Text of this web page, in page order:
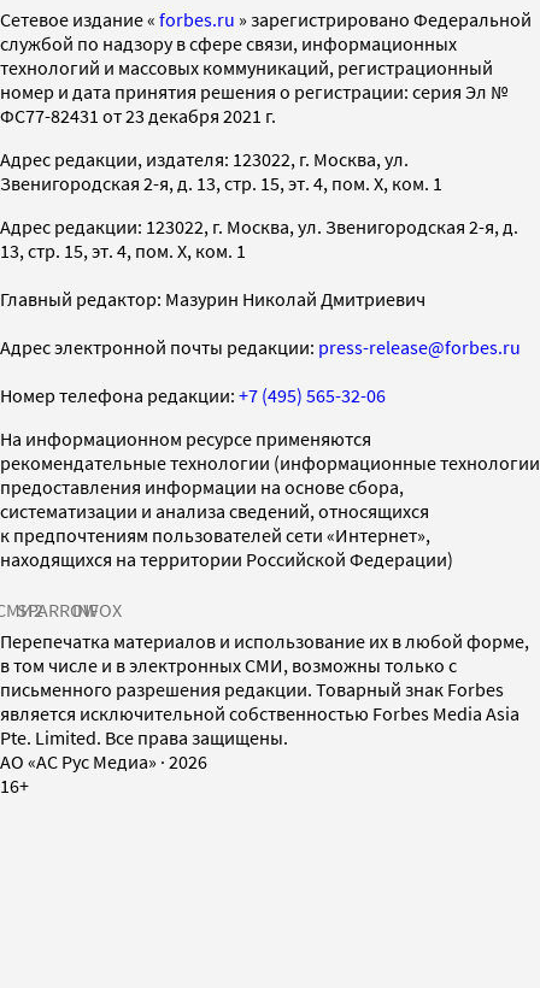
Cетевое издание « forbes.ru » зарегистрировано Федеральной
службой по надзору в сфере связи, информационных
технологий и массовых коммуникаций, регистрационный
номер и дата принятия решения о регистрации: серия Эл №
ФС77-82431 от 23 декабря 2021 г.
Адрес редакции, издателя: 123022, г. Москва, ул.
Звенигородская 2-я, д. 13, стр. 15, эт. 4, пом. X, ком. 1
Адрес редакции: 123022, г. Москва, ул. Звенигородская 2-я, д.
13, стр. 15, эт. 4, пом. X, ком. 1
Главный редактор: Мазурин Николай Дмитриевич
Адрес электронной почты редакции: press-release@forbes.ru
Номер телефона редакции: +7 (495) 565-32-06
На информационном ресурсе применяются
рекомендательные технологии (информационные технологии
предоставления информации на основе сбора,
систематизации и анализа сведений, относящихся
к предпочтениям пользователей сети «Интернет»,
находящихся на территории Российской Федерации)
SPARROWINFOX
Перепечатка материалов и использование их в любой форме,
в том числе и в электронных СМИ, возможны только с
письменного разрешения редакции. Товарный знак Forbes
является исключительной собственностью Forbes Media Asia
Pte. Limited. Все права защищены.
AO «АС Рус Медиа» · 2026
16+